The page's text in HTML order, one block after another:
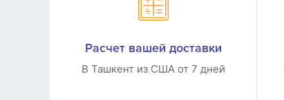
Расчет вашей доставки
В Ташкент из США от 7 дней